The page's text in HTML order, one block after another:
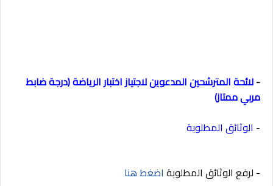
-لائحة المترشحين المدعوين لاجتياز اختبار الرياضة (درجة ضابط
مربي ممتاز)
- الوثائق المطلوبة
- لرفع الوثائق المطلوبة اضغط هنا